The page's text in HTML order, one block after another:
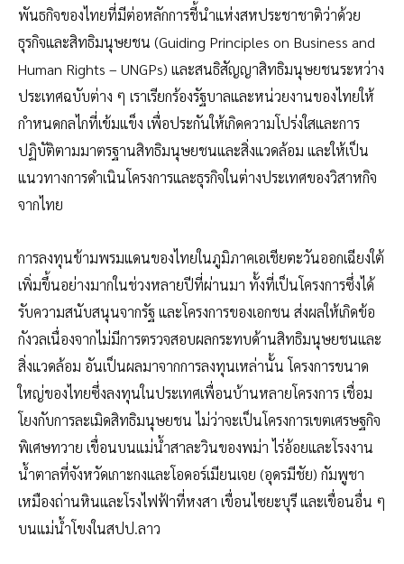
พันธกิจของไทยที่มีต่อหลักการชี้นำแห่งสหประชาชาติว่าด้วย
ธุรกิจและสิทธิมนุษยชน (Guiding Principles on Business and
Human Rights – UNGPs) และสนธิสัญญาสิทธิมนุษยชนระหว่าง
ประเทศฉบับต่าง ๆ เราเรียกร้องรัฐบาลและหน่วยงานของไทยให้
กำหนดกลไกที่เข้มแข็ง เพื่อประกันให้เกิดความโปร่งใสและการ
ปฏิบัติตามมาตรฐานสิทธิมนุษยชนและสิ่งแวดล้อม และให้เป็น
แนวทางการดำเนินโครงการและธุรกิจในต่างประเทศของวิสาหกิจ
จากไทย
การลงทุนข้ามพรมแดนของไทยในภูมิภาคเอเชียตะวันออกเฉียงใต้
เพิ่มขึ้นอย่างมากในช่วงหลายปีที่ผ่านมา ทั้งที่เป็นโครงการซึ่งได้
รับความสนับสนุนจากรัฐ และโครงการของเอกชน ส่งผลให้เกิดข้อ
กังวลเนื่องจากไม่มีการตรวจสอบผลกระทบด้านสิทธิมนุษยชนและ
สิ่งแวดล้อม อันเป็นผลมาจากการลงทุนเหล่านั้น โครงการขนาด
ใหญ่ของไทยซึ่งลงทุนในประเทศเพื่อนบ้านหลายโครงการ เชื่อม
โยงกับการละเมิดสิทธิมนุษยชน ไม่ว่าจะเป็นโครงการเขตเศรษฐกิจ
พิเศษทวาย เขื่อนบนแม่น้ำสาละวินของพม่า ไร่อ้อยและโรงงาน
น้ำตาลที่จังหวัดเกาะกงและโอดอร์เมียนเจย (อุดรมีชัย) กัมพูชา
เหมืองถ่านหินและโรงไฟฟ้าที่หงสา เขื่อนไซยะบุรี และเขื่อนอื่น ๆ
บนแม่น้ำโขงในสปป.ลาว